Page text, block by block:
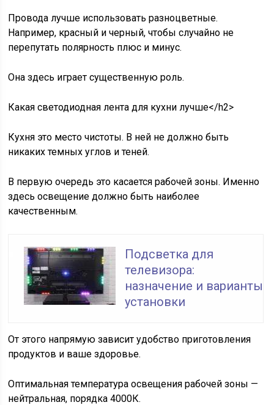
Провода лучше использовать разноцветные.
Например, красный и черный, чтобы случайно не
перепутать полярность плюс и минус.
Она здесь играет существенную роль.
Какая светодиодная лента для кухни лучше</h2>
Кухня это место чистоты. В ней не должно быть
никаких темных углов и теней.
В первую очередь это касается рабочей зоны. Именно
здесь освещение должно быть наиболее
качественным.
Подсветка для
телевизора:
назначение и варианты
установки
От этого напрямую зависит удобство приготовления
продуктов и ваше здоровье.
Оптимальная температура освещения рабочей зоны —
нейтральная, порядка 4000К.